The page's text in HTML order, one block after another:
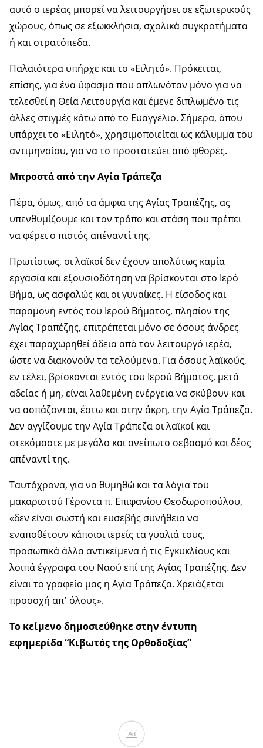
αυτό ο ιερέας μπορεί να λειτουργήσει σε εξωτερικούς
χώρους, όπως σε εξωκκλήσια, σχολικά συγκροτήματα
ή και στρατόπεδα.
Παλαιότερα υπήρχε και το «Ειλητό». Πρόκειται,
επίσης, για ένα ύφασμα που απλωνόταν μόνο για να
τελεσθεί η Θεία Λειτουργία και έμενε διπλωμένο τις
άλλες στιγμές κάτω από το Ευαγγέλιο. Σήμερα, όπου
υπάρχει το «Ειλητό», χρησιμοποιείται ως κάλυμμα του
αντιμηνσίου, για να το προστατεύει από φθορές.
Μπροστά από την Αγία Τράπεζα
Πέρα, όμως, από τα άμφια της Αγίας Τραπέζης, ας
υπενθυμίζουμε και τον τρόπο και στάση που πρέπει
να φέρει ο πιστός απέναντί της.
Πρωτίστως, οι λαϊκοί δεν έχουν απολύτως καμία
εργασία και εξουσιοδότηση να βρίσκονται στο Ιερό
Βήμα, ως ασφαλώς και οι γυναίκες. Η είσοδος και
παραμονή εντός του Ιερού Βήματος, πλησίον της
Αγίας Τραπέζης, επιτρέπεται μόνο σε όσους άνδρες
έχει παραχωρηθεί άδεια από τον λειτουργό ιερέα,
ώστε να διακονούν τα τελούμενα. Για όσους λαϊκούς,
εν τέλει, βρίσκονται εντός του Ιερού Βήματος, μετά
αδείας ή μη, είναι λαθεμένη ενέργεια να σκύβουν και
να ασπάζονται, έστω και στην άκρη, την Αγία Τράπεζα.
Δεν αγγίζουμε την Αγία Τράπεζα οι λαϊκοί και
στεκόμαστε με μεγάλο και ανείπωτο σεβασμό και δέος
απέναντί της.
Ταυτόχρονα, για να θυμηθώ και τα λόγια του
μακαριστού Γέροντα π. Επιφανίου Θεοδωροπούλου,
«δεν είναι σωστή και ευσεβής συνήθεια να
εναποθέτουν κάποιοι ιερείς τα γυαλιά τους,
προσωπικά άλλα αντικείμενα ή τις Εγκυκλίους και
λοιπά έγγραφα του Ναού επί της Αγίας Τραπέζης. Δεν
είναι το γραφείο μας η Αγία Τράπεζα. Χρειάζεται
προσοχή απ᾿ όλους».
Το κείμενο δημοσιεύθηκε στην έντυπη
εφημερίδα “Κιβωτός της Ορθοδοξίας”
Ad